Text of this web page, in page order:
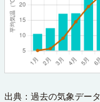
出典： 過去の気象データ